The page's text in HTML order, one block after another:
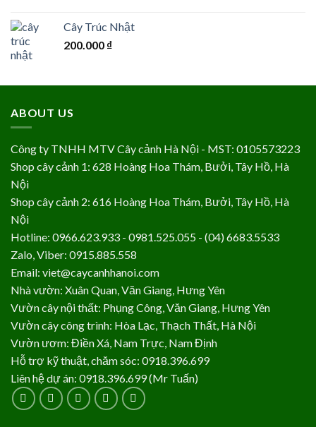
Cây Trúc Nhật
200.000 ₫
ABOUT US
Công ty TNHH MTV Cây cảnh Hà Nội - MST: 0105573223
Shop cây cảnh 1: 628 Hoàng Hoa Thám, Bưởi, Tây Hồ, Hà
Nội
Shop cây cảnh 2: 616 Hoàng Hoa Thám, Bưởi, Tây Hồ, Hà
Nội
Hotline: 0966.623.933 - 0981.525.055 - (04) 6683.5533
Zalo, Viber: 0915.885.558
Email: viet@caycanhhanoi.com
Nhà vườn: Xuân Quan, Văn Giang, Hưng Yên
Vườn cây nội thất: Phụng Công, Văn Giang, Hưng Yên
Vườn cây công trình: Hòa Lạc, Thạch Thất, Hà Nội
Vườn ươm: Điền Xá, Nam Trực, Nam Định
Hỗ trợ kỹ thuật, chăm sóc: 0918.396.699
Liên hệ dự án: 0918.396.699 (Mr Tuấn)